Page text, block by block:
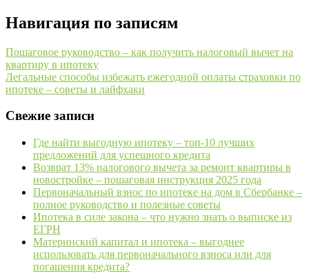
Навигация по записям
Пошаговое руководство – как получить налоговый вычет на
квартиру в ипотеку
Легальные способы избежать ежегодной оплаты страховки по
ипотеке – советы и лайфхаки
Свежие записи
Где найти выгодную ипотеку – топ-10 лучших
предложений для успешного кредита
Возврат 13% налогового вычета за ремонт квартиры в
новостройке – пошаговая инструкция 2025 года
Первоначальный взнос по ипотеке на дом в Сбербанке –
полное руководство и полезные советы
Ипотека в силе закона – что нужно знать о выписке из
ЕГРН
Материнский капитал и ипотека – выгоднее
использовать для первоначального взноса или для
погашения кредита?